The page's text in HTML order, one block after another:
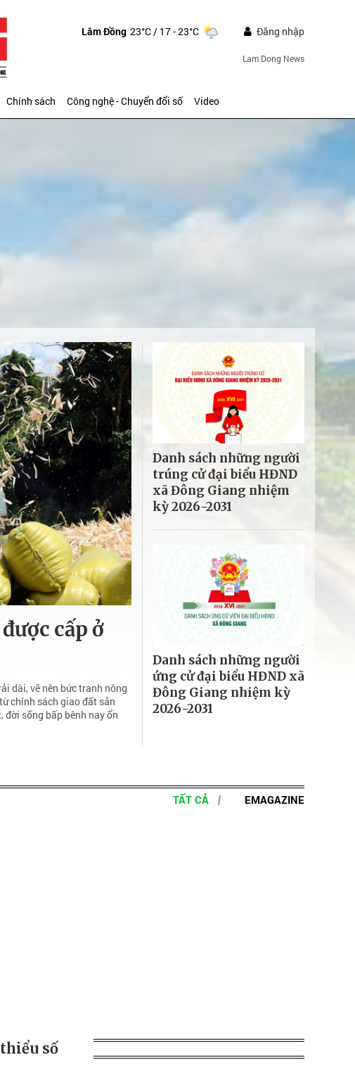
Lâm Đồng 23°C/ 17 - 23°C Đăng nhập
Lam Dong News
Chính sách Công nghệ - Chuyển đổi số Video
cấp ở
dài, vẽ nên bức tranh nông
chính sách giao đất sản
đời sống bấp bênh nay ổn
Danh sách những người
trúng cử đại biểu HĐND
xã Đông Giang nhiệm
kỳ 2026-2031
Danh sách những người
ứng cử đại biểu HĐND xã
Đông Giang nhiệm kỳ
2026-2031
TẤT CẢ EMAGAZINE
số